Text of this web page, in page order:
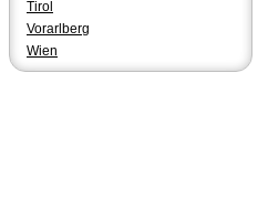
Tirol
Vorarlberg
Wien